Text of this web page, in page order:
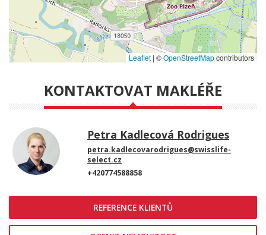
Leaflet | ©OpenStreetMapcontributors
KONTAKTOVAT MAKLÉŘE
Petra Kadlecová Rodrigues
petra.kadlecovarodrigues@swisslife-
select.cz
+420774588858
REFERENCE KLIENTŮ